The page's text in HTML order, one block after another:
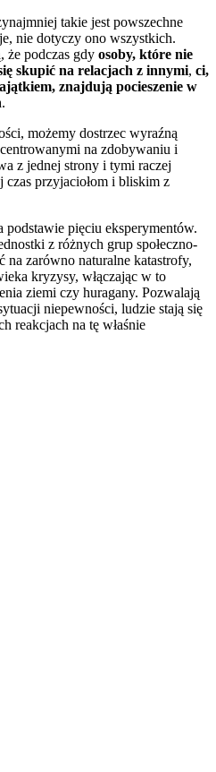
takie jest powszechne
nie dotyczy ono wszystkich.
że podczas gdy osoby, które nie
skupić na relacjach z innymi, ci,
znajdują pocieszenie w
.
możemy dostrzec wyraźną
na zdobywaniu i
z jednej strony i tymi raczej
przyjaciołom i bliskim z
podstawie pięciu eksperymentów.
z różnych grup społeczno-
na zarówno naturalne katastrofy,
kryzysy, włączając w to
ziemi czy huragany. Pozwalają
niepewności, ludzie stają się
reakcjach na tę właśnie